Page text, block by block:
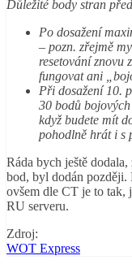
Důležité body stran
Po dosažení
– pozn. zřejmě
resetování znovu
fungovat ani
Při dosažení 10.
30 bodů
když budete mít
pohodlně hrát i s
Ráda bych ještě
bod, byl dodán později.
ovšem dle CT je to tak,
RU serveru.
Zdroj:
WOT Express